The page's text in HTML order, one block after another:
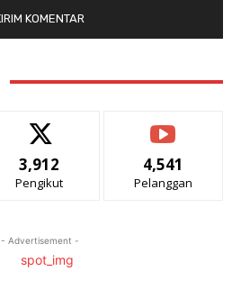
3,912
Pengikut
4,541
Pelanggan
- Advertisement -